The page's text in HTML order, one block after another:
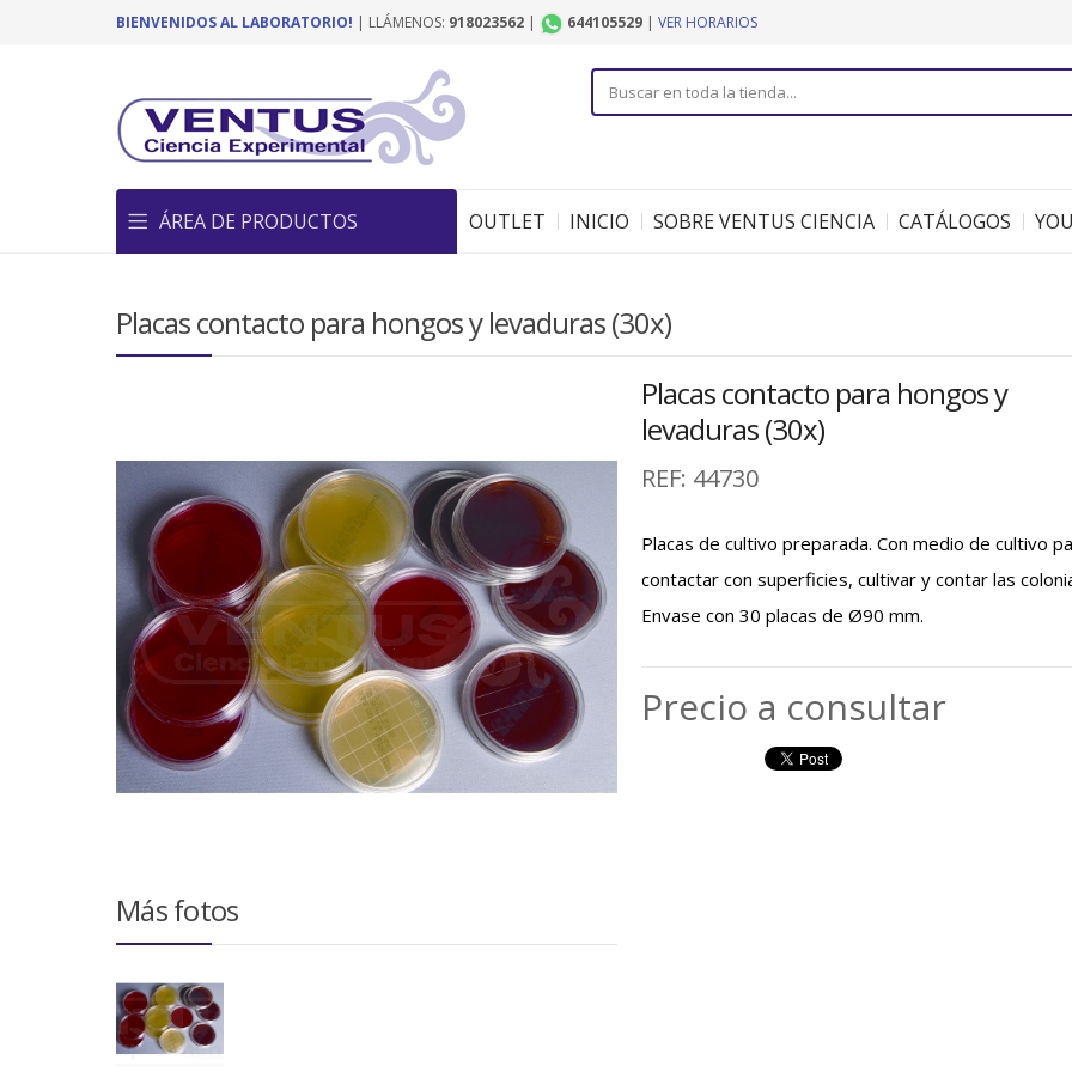
BIENVENIDOS AL LABORATORIO! | LLÁMENOS: 918023562 | 644105529 | VER HORARIOS
ÁREA DE PRODUCTOS OUTLET INICIO SOBRE VENTUS CIENCIA CATÁLOGOS
Placas contacto para hongos y levaduras (30x)
Más fotos
Placas contacto para hongos y
levaduras (30x)
REF: 44730
Placas de cultivo preparada. Con medio de cultivo
contactar con superficies, cultivar y contar las
Envase con 30 placas de Ø90 mm.
Precio a consultar